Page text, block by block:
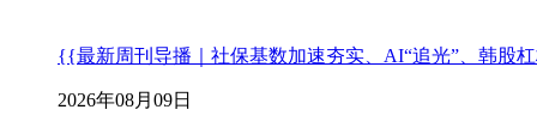
{{最新周刊导播｜社保基数加速夯实、AI“追光”、韩股
2026年08月09日